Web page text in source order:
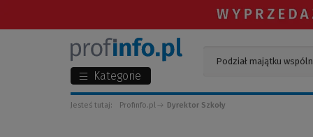
Kategorie
Jesteś tutaj: Profinfo.pl Dyrektor Szkoły